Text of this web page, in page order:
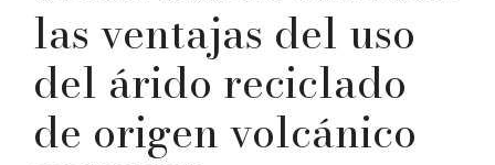
las ventajas del uso
del árido reciclado
de origen volcánico